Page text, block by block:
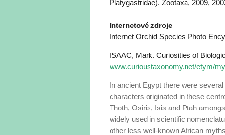
Platygastridae). Zootaxa, 2009,
Internetové zdroje
Internet Orchid Species Photo
ISAAC, Mark. Curiosities of
www.curioustaxonomy.net/etym/
In ancient Egypt there were
characters originated in these
Thoth, Osiris, Isis and Ptah
widely used in scientific
other less well-known African